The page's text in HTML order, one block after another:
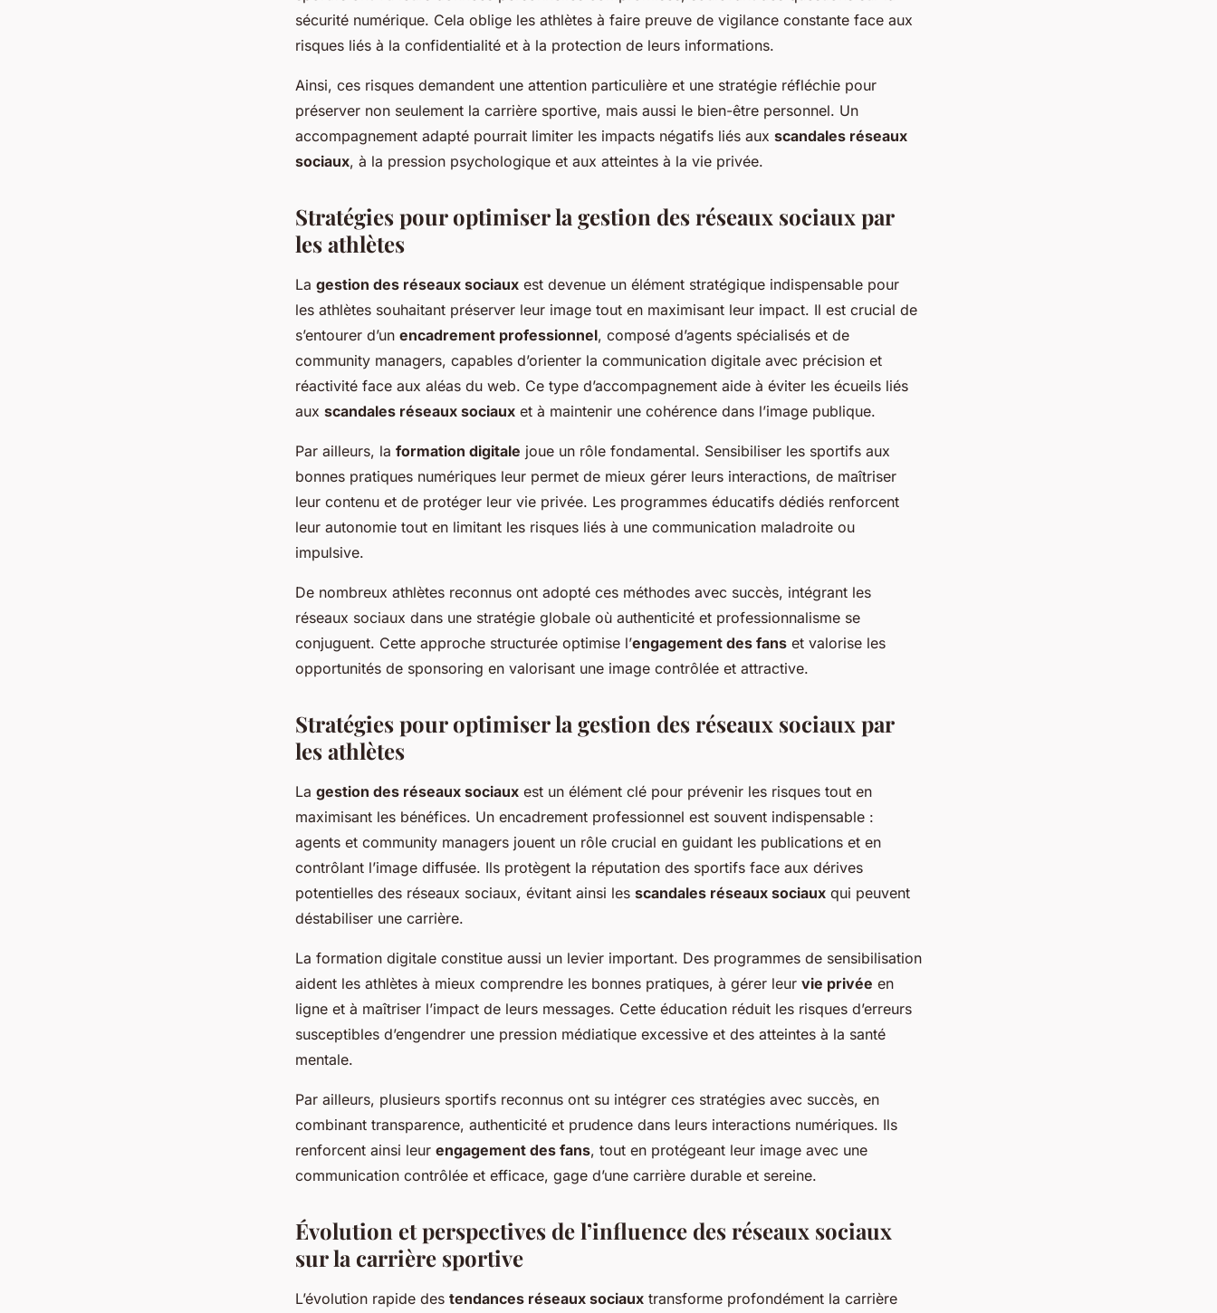
sécurité numérique. Cela oblige les athlètes à faire preuve de vigilance constante face aux
risques liés à la confidentialité et à la protection de leurs informations.
Ainsi, ces risques demandent une attention particulière et une stratégie réfléchie pour
préserver non seulement la carrière sportive, mais aussi le bien-être personnel. Un
accompagnement adapté pourrait limiter les impacts négatifs liés aux scandales réseaux
sociaux, à la pression psychologique et aux atteintes à la vie privée.
Stratégies pour optimiser la gestion des réseaux sociaux par
les athlètes
La gestion des réseaux sociaux est devenue un élément stratégique indispensable pour
les athlètes souhaitant préserver leur image tout en maximisant leur impact. Il est crucial de
s’entourer d’un encadrement professionnel, composé d’agents spécialisés et de
community managers, capables d’orienter la communication digitale avec précision et
réactivité face aux aléas du web. Ce type d’accompagnement aide à éviter les écueils liés
aux scandales réseaux sociaux et à maintenir une cohérence dans l’image publique.
Par ailleurs, la formation digitale joue un rôle fondamental. Sensibiliser les sportifs aux
bonnes pratiques numériques leur permet de mieux gérer leurs interactions, de maîtriser
leur contenu et de protéger leur vie privée. Les programmes éducatifs dédiés renforcent
leur autonomie tout en limitant les risques liés à une communication maladroite ou
impulsive.
De nombreux athlètes reconnus ont adopté ces méthodes avec succès, intégrant les
réseaux sociaux dans une stratégie globale où authenticité et professionnalisme se
conjuguent. Cette approche structurée optimise l’engagement des fans et valorise les
opportunités de sponsoring en valorisant une image contrôlée et attractive.
Stratégies pour optimiser la gestion des réseaux sociaux par
les athlètes
La gestion des réseaux sociaux est un élément clé pour prévenir les risques tout en
maximisant les bénéfices. Un encadrement professionnel est souvent indispensable :
agents et community managers jouent un rôle crucial en guidant les publications et en
contrôlant l’image diffusée. Ils protègent la réputation des sportifs face aux dérives
potentielles des réseaux sociaux, évitant ainsi les scandales réseaux sociaux qui peuvent
déstabiliser une carrière.
La formation digitale constitue aussi un levier important. Des programmes de sensibilisation
aident les athlètes à mieux comprendre les bonnes pratiques, à gérer leur vie privée en
ligne et à maîtriser l’impact de leurs messages. Cette éducation réduit les risques d’erreurs
susceptibles d’engendrer une pression médiatique excessive et des atteintes à la santé
mentale.
Par ailleurs, plusieurs sportifs reconnus ont su intégrer ces stratégies avec succès, en
combinant transparence, authenticité et prudence dans leurs interactions numériques. Ils
renforcent ainsi leur engagement des fans, tout en protégeant leur image avec une
communication contrôlée et efficace, gage d’une carrière durable et sereine.
Évolution et perspectives de l’influence des réseaux sociaux
sur la carrière sportive
L’évolution rapide des tendances réseaux sociaux transforme profondément la carrière